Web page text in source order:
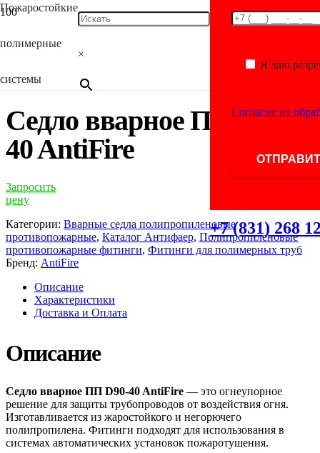
Пожаростойкие
полимерные
системы
×
Я даю
Согласие на
+7 (831) 268
труб/Полипропиленовые противопожарные
противопожарные
Седло вварное ПП D90-
40 AntiFire
Запросить
цену
Категории: Вварные седла полипропиленовые
противопожарные, Каталог Антифаер, Полипропиленовые
противопожарные фитинги, Фитинги для полимерных труб
Бренд: AntiFire
Описание
Характеристики
Доставка и Оплата
Описание
Седло вварное ПП D90-40 AntiFire — это огнеупорное
решение для защиты трубопроводов от воздействия огня.
Изготавливается из жаростойкого и негорючего
полипропилена. Фитинги подходят для использования в
системах автоматических установок пожаротушения.